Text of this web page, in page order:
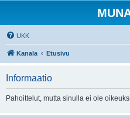
UKK
Kanala Etusivu
Informaatio
Pahoittelut, mutta sinulla ei ole